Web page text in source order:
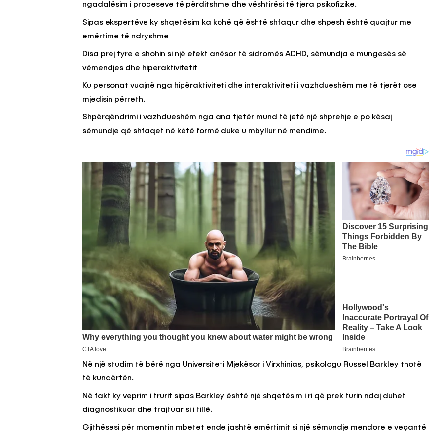
ngadalësim i proceseve të përditshme dhe vështirësi të tjera psikofizike.
Sipas ekspertëve ky shqetësim ka kohë që është shfaqur dhe shpesh është quajtur me
emërtime të ndryshme
Disa prej tyre e shohin si një efekt anësor të sidromës ADHD, sëmundja e mungesës së
vëmendjes dhe hiperaktivitetit
Ku personat vuajnë nga hipëraktiviteti dhe interaktiviteti i vazhdueshëm me të tjerët ose
mjedisin përreth.
Shpërqëndrimi i vazhdueshëm nga ana tjetër mund të jetë një shprehje e po kësaj
sëmundje që shfaqet në këtë formë duke u mbyllur në mendime.
Në një studim të bërë nga Universiteti Mjekësor i Virxhinias, psikologu Russel Barkley thotë
të kundërtën.
Në fakt ky veprim i trurit sipas Barkley është një shqetësim i ri që prek turin ndaj duhet
diagnostikuar dhe trajtuar si i tillë.
Gjithësesi për momentin mbetet ende jashtë emërtimit si një sëmundje mendore e veçantë